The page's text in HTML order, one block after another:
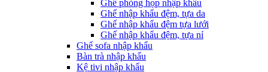
Ghế phòng họp nhập khẩu
Ghế nhập khẩu đệm, tựa da
Ghế nhập khẩu đệm tựa lưới
Ghế nhập khẩu đệm, tựa nỉ
Ghế sofa nhập khẩu
Bàn trà nhập khẩu
Kệ tivi nhập khẩu